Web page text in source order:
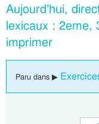
Aujourd’hui,
lexicaux : 2eme,
imprimer
Paru dans ▶